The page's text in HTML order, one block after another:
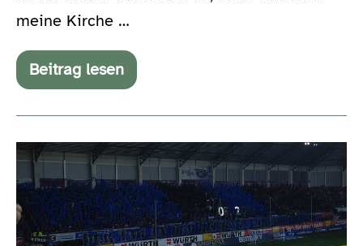
meine Kirche …
Beitrag lesen
Even
Flow
1992
–
MTV
Unplugged
Go
ahead!
(#happy07)